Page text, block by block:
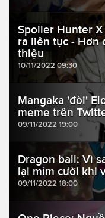
Spoiler Hunter
ra liên tục - Hơn
thiệu
10/11/2022 09:30
Mangaka 'đòi'
meme trên
09/11/2022 19:00
Dragon ball: Vì
lại mỉm cười khi
09/11/2022 18:00